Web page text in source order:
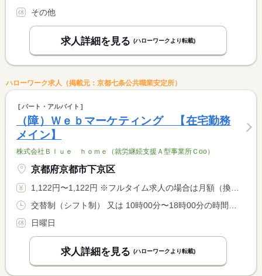
その他
求人詳細を見る (ハローワークより転載)
ハローワーク求人（掲載元：京都七条公共職業安定所）
パート・アルバイト
（障）Ｗｅｂマーケティング 【在宅勤務
メイン】
株式会社Ｂｌｕｅ ｈｏｍｅ（就労継続支援Ａ型事業所Ｃоо）
京都府京都市下京区
1,122円〜1,122円 ※フルタイム求人の場合は月額（換算額）、パート求人の場合は時間額を表示しています。
日曜日
求人詳細を見る (ハローワークより転載)